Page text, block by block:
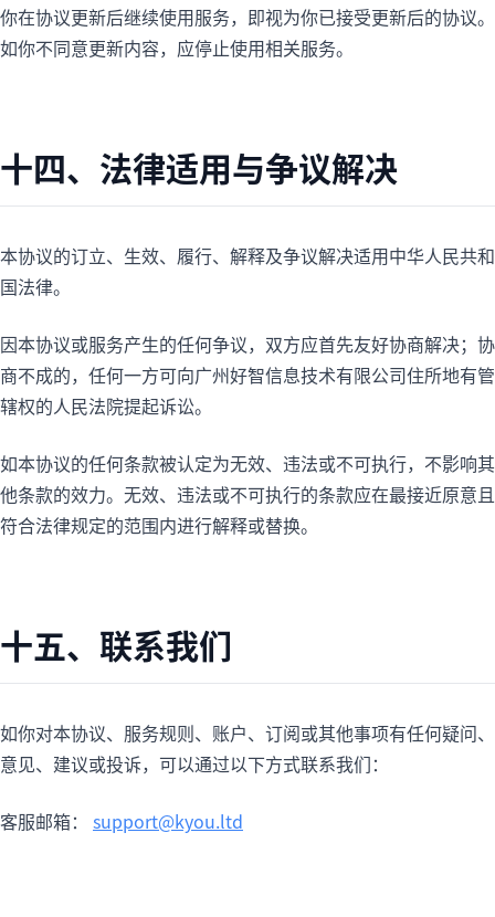
你在协议更新后继续使用服务，即视为你已接受更新后的协议。
如你不同意更新内容，应停止使用相关服务。
十四、法律适用与争议解决
本协议的订立、生效、履行、解释及争议解决适用中华人民共和
国法律。
因本协议或服务产生的任何争议，双方应首先友好协商解决；协
商不成的，任何一方可向广州好智信息技术有限公司住所地有管
辖权的人民法院提起诉讼。
如本协议的任何条款被认定为无效、违法或不可执行，不影响其
他条款的效力。无效、违法或不可执行的条款应在最接近原意且
符合法律规定的范围内进行解释或替换。
十五、联系我们
如你对本协议、服务规则、账户、订阅或其他事项有任何疑问、
意见、建议或投诉，可以通过以下方式联系我们：
客服邮箱： support@kyou.ltd